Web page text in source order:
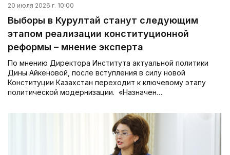
20 июля 2026 г. 10:00
Выборы в Курултай станут следующим
этапом реализации конституционной
реформы – мнение эксперта
По мнению Директора Института актуальной политики
Дины Айкеновой, после вступления в силу новой
Конституции Казахстан переходит к ключевому этапу
политической модернизации. «Назначен…